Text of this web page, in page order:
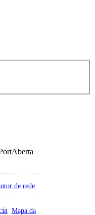
de rede
Mapa da